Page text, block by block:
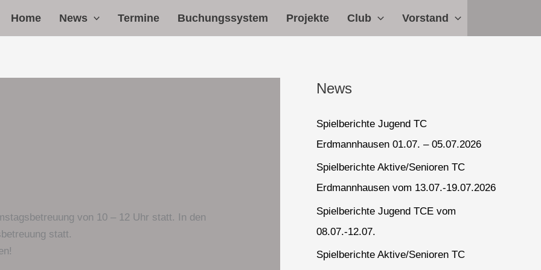
Home News Termine Buchungssystem Projekte Club Vorstand
von 10 – 12 Uhr statt. In den
statt.
News
Spielberichte Jugend TC
Erdmannhausen 01.07. – 05.07.2026
Spielberichte Aktive/Senioren TC
Erdmannhausen vom 13.07.-19.07.2026
Spielberichte Jugend TCE vom
08.07.-12.07.
Spielberichte Aktive/Senioren TC